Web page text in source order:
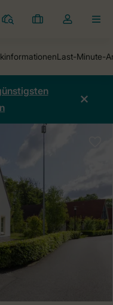
Ferienparks
Meine
Dropdown-
öffnen